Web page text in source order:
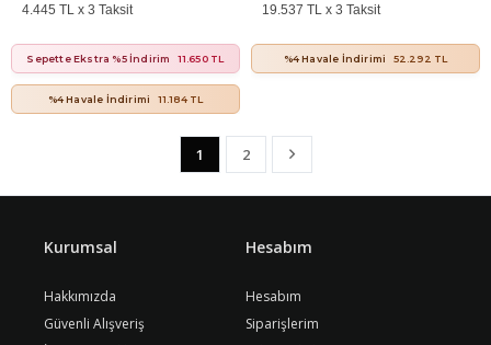
4.445 TL x 3 Taksit
Sepette Ekstra %5 İndirim 11.650 TL
%4 Havale İndirimi 11.184 TL
19.537 TL x 3 Taksit
%4 Havale İndirimi 52.292 TL
1 2
Kurumsal
Hakkımızda
Güvenli Alışveriş
Hesabım
Hesabım
Siparişlerim